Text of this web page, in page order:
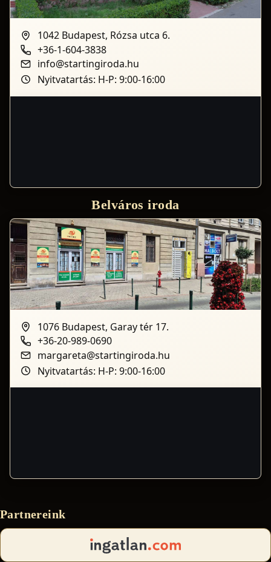
1042 Budapest, Rózsa utca 6.
+36-1-604-3838
info@startingiroda.hu
Nyitvatartás: H-P: 9:00-16:00
Belváros iroda
1076 Budapest, Garay tér 17.
+36-20-989-0690
margareta@startingiroda.hu
Nyitvatartás: H-P: 9:00-16:00
Partnereink